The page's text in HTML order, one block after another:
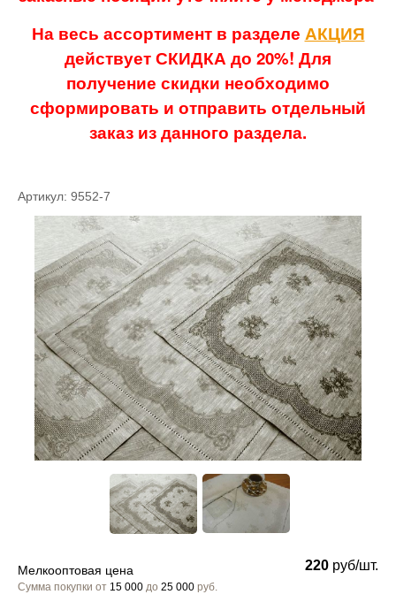
На весь ассортимент в разделе АКЦИЯ
действует СКИДКА до 20%! Для
получение скидки необходимо
сформировать и отправить отдельный
заказ из данного раздела.
Артикул: 9552-7
Мелкооптовая цена
Сумма покупки от 15 000 до 25 000 руб.
220 руб/шт.